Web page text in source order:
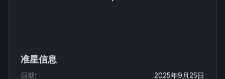
准星信息
日期:
2025年9月25日